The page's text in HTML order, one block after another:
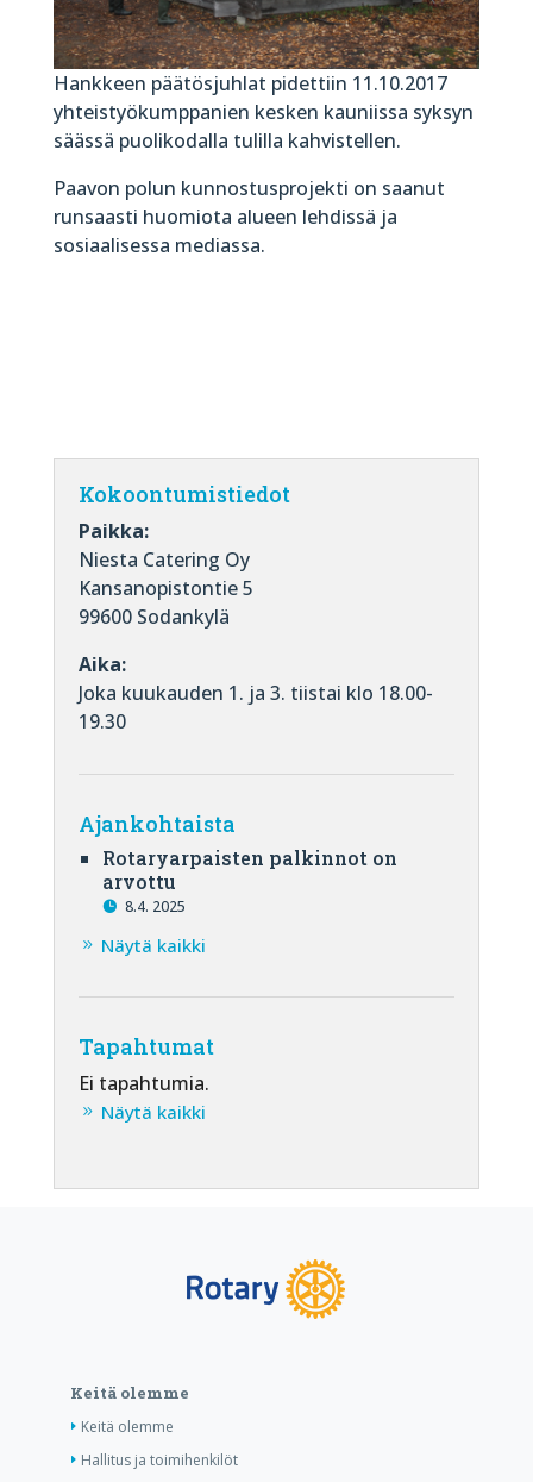
Hankkeen päätösjuhlat pidettiin 11.10.2017
yhteistyökumppanien kesken kauniissa syksyn
säässä puolikodalla tulilla kahvistellen.
Paavon polun kunnostusprojekti on saanut
runsaasti huomiota alueen lehdissä ja
sosiaalisessa mediassa.
Kokoontumistiedot
Paikka:
Niesta Catering Oy
Kansanopistontie 5
99600 Sodankylä
Aika:
Joka kuukauden 1. ja 3. tiistai klo 18.00-
19.30
Ajankohtaista
Rotaryarpaisten palkinnot on
arvottu
8.4. 2025
Näytä kaikki
Tapahtumat
Ei tapahtumia.
Näytä kaikki
Keitä olemme
Keitä olemme
Hallitus ja toimihenkilöt